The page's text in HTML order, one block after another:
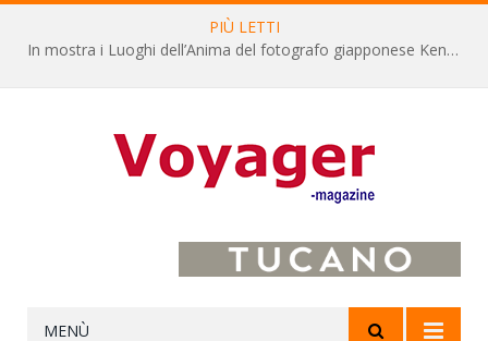
PIÙ LETTI
L’Oltrepò pavese si valorizza attraverso 15 percorsi enoturistici
MENÙ